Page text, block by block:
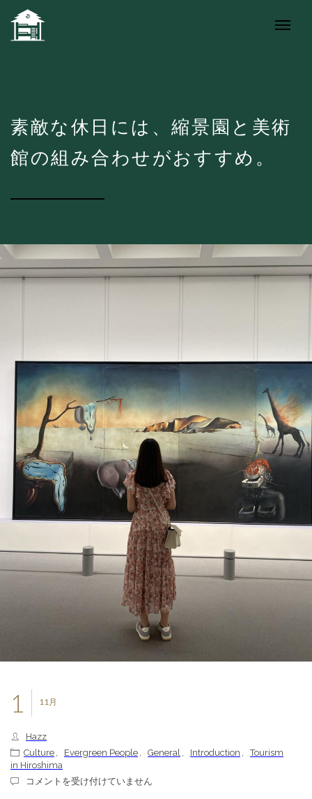
素敵な休日には、縮景園と美術
館の組み合わせがおすすめ。
11月
1
Hazz
Culture
Evergreen People General Introduction
Tourism
in Hiroshima
素
コメントを受け付けていません